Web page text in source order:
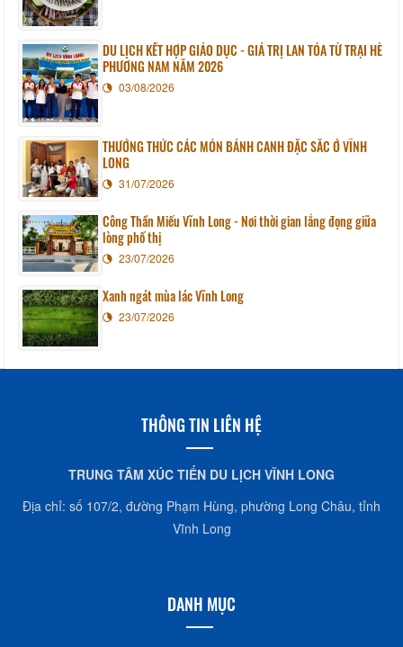
DU LỊCH KẾT HỢP GIÁO DỤC - GIÁ TRỊ LAN TỎA TỪ TRẠI HÈ
PHƯƠNG NAM NĂM 2026
03/08/2026
THƯỞNG THỨC CÁC MÓN BÁNH CANH ĐẶC SẮC Ở VĨNH
LONG
31/07/2026
Công Thần Miếu Vĩnh Long - Nơi thời gian lắng đọng giữa
lòng phố thị
23/07/2026
Xanh ngát mùa lác Vĩnh Long
23/07/2026
THÔNG TIN LIÊN HỆ
TRUNG TÂM XÚC TIẾN DU LỊCH VĨNH LONG
Địa chỉ: số 107/2, đường Phạm Hùng, phường Long Châu, tỉnh
Vĩnh Long
DANH MỤC